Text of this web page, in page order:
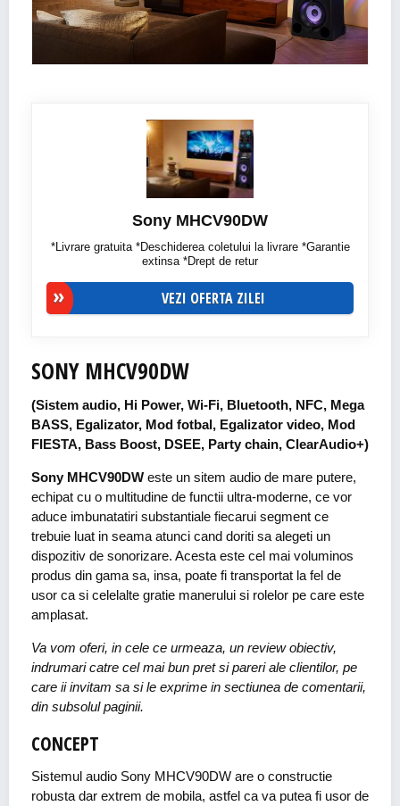
Sony MHCV90DW
*Livrare gratuita *Deschiderea coletului la livrare *Garantie
extinsa *Drept de retur
VEZI OFERTA ZILEI
SONY MHCV90DW
(Sistem audio, Hi Power, Wi-Fi, Bluetooth, NFC, Mega
BASS, Egalizator, Mod fotbal, Egalizator video, Mod
FIESTA, Bass Boost, DSEE, Party chain, ClearAudio+)
Sony MHCV90DW este un sitem audio de mare putere,
echipat cu o multitudine de functii ultra-moderne, ce vor
aduce imbunatatiri substantiale fiecarui segment ce
trebuie luat in seama atunci cand doriti sa alegeti un
dispozitiv de sonorizare. Acesta este cel mai voluminos
produs din gama sa, insa, poate fi transportat la fel de
usor ca si celelalte gratie manerului si rolelor pe care este
amplasat.
Va vom oferi, in cele ce urmeaza, un review obiectiv,
indrumari catre cel mai bun pret si pareri ale clientilor, pe
care ii invitam sa si le exprime in sectiunea de comentarii,
din subsolul paginii.
CONCEPT
Sistemul audio Sony MHCV90DW are o constructie
robusta dar extrem de mobila, astfel ca va putea fi usor de